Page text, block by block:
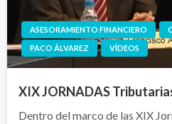
ASESORAMIENTO FINANCIERO
PACO ÁLVAREZ
VÍDEOS
XIX JORNADAS
Dentro del marco de las XIX